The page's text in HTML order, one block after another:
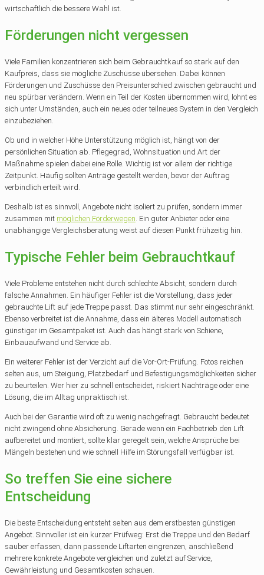
wirtschaftlich die bessere Wahl ist.
Förderungen nicht vergessen
Viele Familien konzentrieren sich beim Gebrauchtkauf so stark auf den
Kaufpreis, dass sie mögliche Zuschüsse übersehen. Dabei können
Förderungen und Zuschüsse den Preisunterschied zwischen gebraucht und
neu spürbar verändern. Wenn ein Teil der Kosten übernommen wird, lohnt es
sich unter Umständen, auch ein neues oder teilneues System in den Vergleich
einzubeziehen.
Ob und in welcher Höhe Unterstützung möglich ist, hängt von der
persönlichen Situation ab. Pflegegrad, Wohnsituation und Art der
Maßnahme spielen dabei eine Rolle. Wichtig ist vor allem der richtige
Zeitpunkt. Häufig sollten Anträge gestellt werden, bevor der Auftrag
verbindlich erteilt wird.
Deshalb ist es sinnvoll, Angebote nicht isoliert zu prüfen, sondern immer
zusammen mit möglichen Förderwegen. Ein guter Anbieter oder eine
unabhängige Vergleichsberatung weist auf diesen Punkt frühzeitig hin.
Typische Fehler beim Gebrauchtkauf
Viele Probleme entstehen nicht durch schlechte Absicht, sondern durch
falsche Annahmen. Ein häufiger Fehler ist die Vorstellung, dass jeder
gebrauchte Lift auf jede Treppe passt. Das stimmt nur sehr eingeschränkt.
Ebenso verbreitet ist die Annahme, dass ein älteres Modell automatisch
günstiger im Gesamtpaket ist. Auch das hängt stark von Schiene,
Einbauaufwand und Service ab.
Ein weiterer Fehler ist der Verzicht auf die Vor-Ort-Prüfung. Fotos reichen
selten aus, um Steigung, Platzbedarf und Befestigungsmöglichkeiten sicher
zu beurteilen. Wer hier zu schnell entscheidet, riskiert Nachträge oder eine
Lösung, die im Alltag unpraktisch ist.
Auch bei der Garantie wird oft zu wenig nachgefragt. Gebraucht bedeutet
nicht zwingend ohne Absicherung. Gerade wenn ein Fachbetrieb den Lift
aufbereitet und montiert, sollte klar geregelt sein, welche Ansprüche bei
Mängeln bestehen und wie schnell Hilfe im Störungsfall verfügbar ist.
So treffen Sie eine sichere
Entscheidung
Die beste Entscheidung entsteht selten aus dem erstbesten günstigen
Angebot. Sinnvoller ist ein kurzer Prüfweg: Erst die Treppe und den Bedarf
sauber erfassen, dann passende Liftarten eingrenzen, anschließend
mehrere konkrete Angebote vergleichen und zuletzt auf Service,
Gewährleistung und Gesamtkosten schauen.